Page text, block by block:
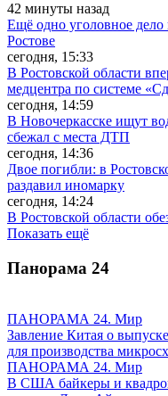
42 минуты назад
Ещё одно уголовное
Ростове
сегодня, 15:33
В Ростовской области
медцентра по системе
сегодня, 14:59
В Новочеркасске ищут
сбежал с места ДТП
сегодня, 14:36
Двое погибли: в
раздавил иномарку
сегодня, 14:24
В Ростовской области
Показать ещё
Панорама 24
ПАНОРАМА 24. Мир
Завление Китая о
для производства
ПАНОРАМА 24. Мир
В США байкеры и